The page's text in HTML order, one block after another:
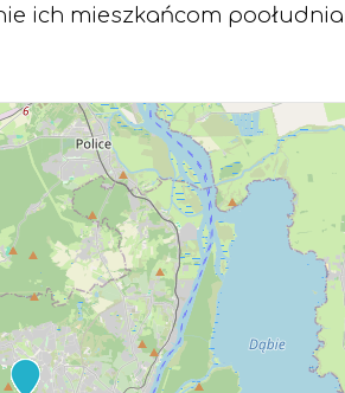
ich mieszkańcom